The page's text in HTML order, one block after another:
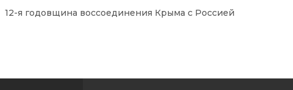
12-я годовщина воссоединения Крыма с Россией